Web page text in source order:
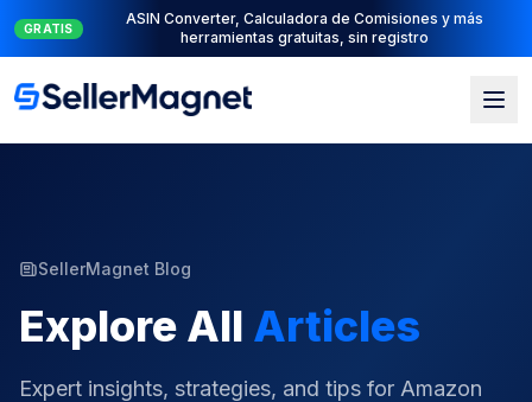
NUEVO
Suite PPC completa: PPC Manager para el control + AI
Engine para la automatización
SellerMagnet Blog
Explore All Articles
Expert insights, strategies, and tips for Amazon